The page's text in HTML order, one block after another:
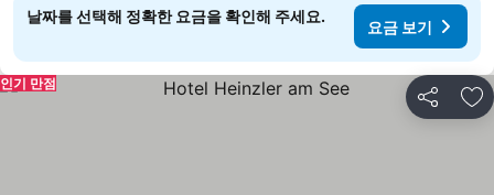
날짜를 선택해 정확한 요금을 확인해 주세요.
요금 보기
공유 즐
인기 만점